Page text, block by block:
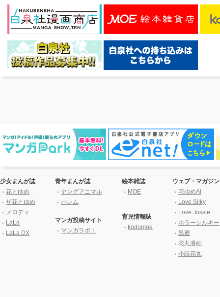
少女まんが誌
花とゆめ
ザ花とゆめ
メロディ
LaLa
LaLa DX
青年まんが誌
ヤングアニマル
ハレム
マンガ投稿サイト
マンガラボ！
絵本雑誌
MOE
育児情報誌
kodomoe
ウェブ・マガジン
花ゆめAi
Love Silky
Love Jossie
ホラーシルキー
黒蜜
花丸漫画
小説花丸